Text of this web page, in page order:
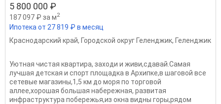
5 800 000 ₽
187 097 ₽ за м2
Ипотека от 27 819 ₽ в месяц
Краснодарский край, Городской округ Геленджик, Геленджик
Уютная чистая квартира, заходи и живи,сдавай.Самая
лучшая детская и спорт площадка в Архипке,в шаговой все
сетевые магазины,1,5 км до моря по торговой
аллее,хорошая большая набережная, развитая
инфраструктура побережья,из окна видны горы,рядом